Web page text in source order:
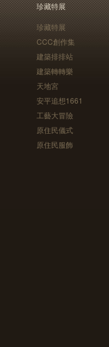
珍藏特展
珍藏特展
CCC創作集
建築排排站
建築轉轉樂
天地宮
安平追想1661
工藝大冒險
原住民儀式
原住民服飾